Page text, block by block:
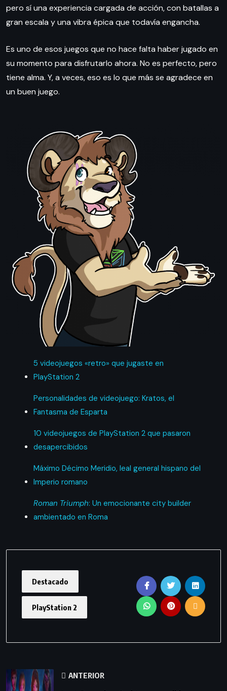
pero sí una experiencia cargada de acción, con batallas a
gran escala y una vibra épica que todavía engancha.
Es uno de esos juegos que no hace falta haber jugado en
su momento para disfrutarlo ahora. No es perfecto, pero
tiene alma. Y, a veces, eso es lo que más se agradece en
un buen juego.
5 videojuegos «retro» que jugaste en
PlayStation 2
Personalidades de videojuego: Kratos, el
Fantasma de Esparta
10 videojuegos de PlayStation 2 que pasaron
desapercibidos
Máximo Décimo Meridio, leal general hispano del
Imperio romano
Roman Triumph: Un emocionante city builder
ambientado en Roma
Destacado
PlayStation 2
ANTERIOR